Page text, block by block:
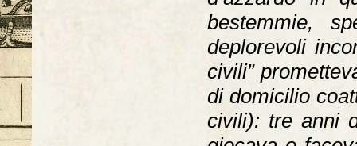
bestemmie,
deplorevoli
civili”
di domicilio
civili): tre anni